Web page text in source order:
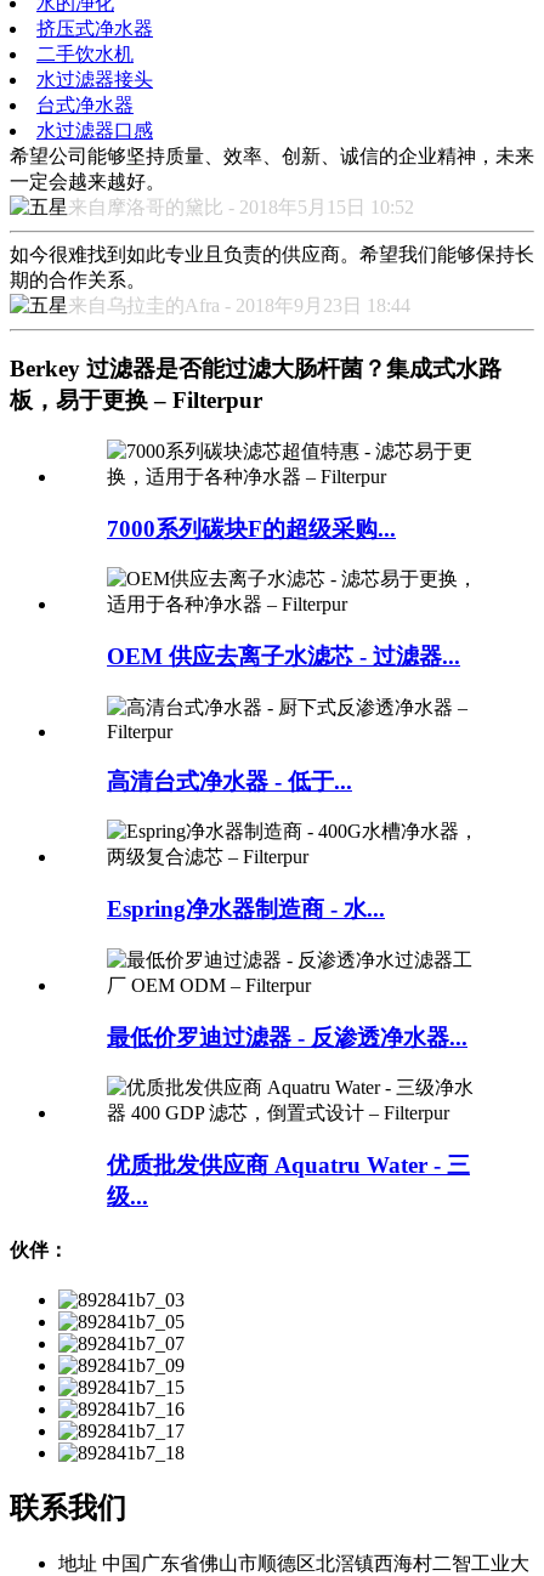
挤压式净水器
二手饮水机
水过滤器接头
台式净水器
水过滤器口感
希望公司能够坚持质量、效率、创新、诚信的企业精神，未来
一定会越来越好。
来自摩洛哥的黛比 - 2018年5月15日 10:52
如今很难找到如此专业且负责的供应商。希望我们能够保持长
期的合作关系。
来自乌拉圭的Afra - 2018年9月23日 18:44
Berkey 过滤器是否能过滤大肠杆菌？集成式水路
板，易于更换 – Filterpur
7000系列碳块F的超级采购...
OEM 供应去离子水滤芯 - 过滤器...
高清台式净水器 - 低于...
Espring净水器制造商 - 水...
最低价罗迪过滤器 - 反渗透净水器...
优质批发供应商 Aquatru Water - 三
级...
伙伴：
联系我们
地址 中国广东省佛山市顺德区北滘镇西海村二智工业大